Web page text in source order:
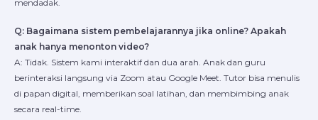
mendadak.
Q: Bagaimana sistem pembelajarannya jika online? Apakah
anak hanya menonton video?
A: Tidak. Sistem kami interaktif dan dua arah. Anak dan guru
berinteraksi langsung via Zoom atau Google Meet. Tutor bisa menulis
di papan digital, memberikan soal latihan, dan membimbing anak
secara real-time.